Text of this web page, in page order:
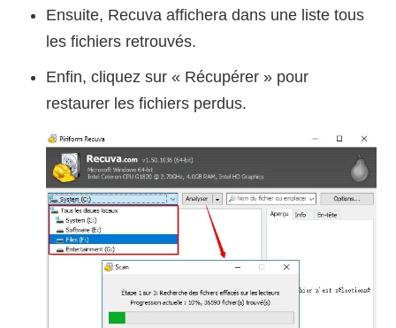
Ensuite, Recuva affichera dans une liste tous
les fichiers retrouvés.
Enfin, cliquez sur « Récupérer » pour
restaurer les fichiers perdus.